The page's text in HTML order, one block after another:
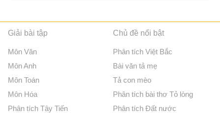
Giải bài tập
Môn Văn
Môn Anh
Môn Toán
Môn Hóa
Phân tích Tây Tiến
Chủ đề nổi bật
Phân tích Việt Bắc
Bài văn tả mẹ
Tả con mèo
Phân tích bài thơ Tỏ lòng
Phân tích Đất nước